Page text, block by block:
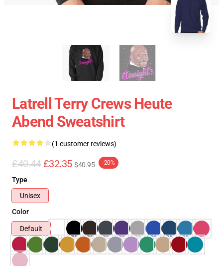
Latrell Terry Crews Heute
Abend Sweatshirt
(1 customer reviews)
£40.44 £32.35 $40.95 -20%
Type
Unisex
Color
Default